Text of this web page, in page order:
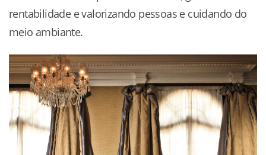
rentabilidade e valorizando pessoas e cuidando do
meio ambiante.